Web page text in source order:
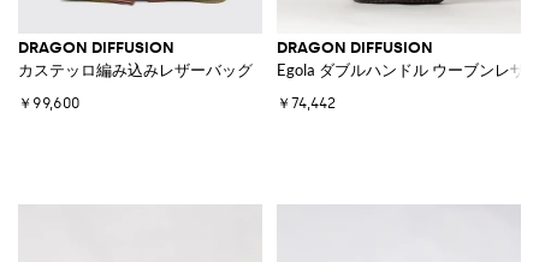
DRAGON DIFFUSION
カステッロ編み込みレザーバッグ
￥99,600
DRAGON DIFFUSION
Egola ダブルハンドル ウーブンレザ
￥74,442